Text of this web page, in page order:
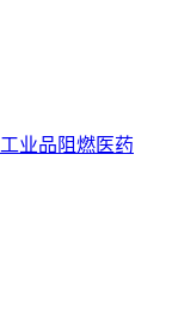
工业品 阻燃医药